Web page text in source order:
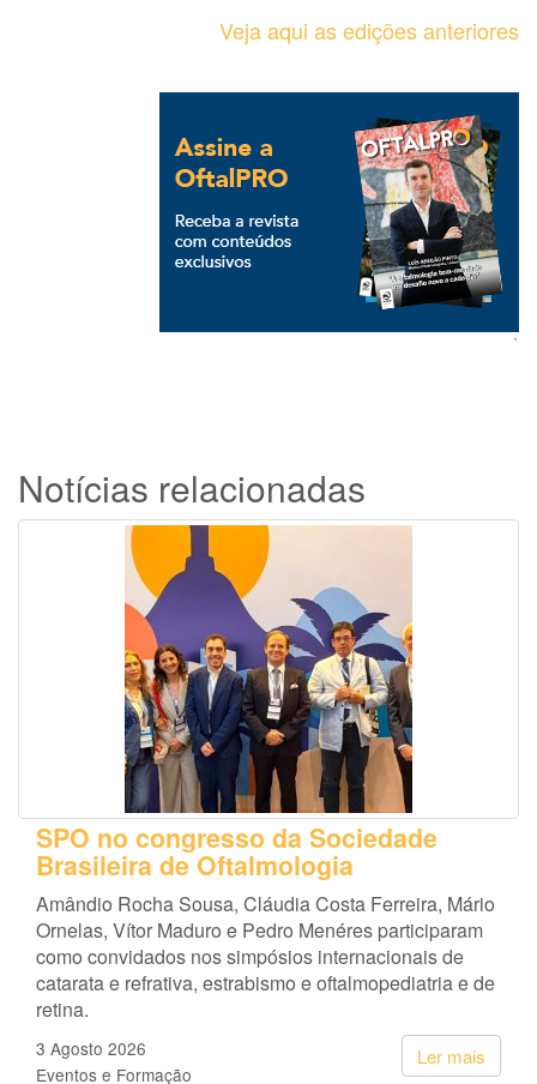
Veja aqui as edições anteriores
`
Notícias relacionadas
SPO no congresso da Sociedade
Brasileira de Oftalmologia
Amândio Rocha Sousa, Cláudia Costa Ferreira, Mário
Ornelas, Vítor Maduro e Pedro Menéres participaram
como convidados nos simpósios internacionais de
catarata e refrativa, estrabismo e oftalmopediatria e de
retina.
Ler mais
3 Agosto 2026
Eventos e Formação